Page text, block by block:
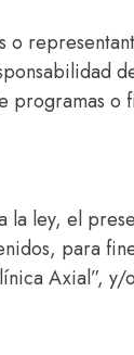
programas o
ley, el
para
Axial”, y/